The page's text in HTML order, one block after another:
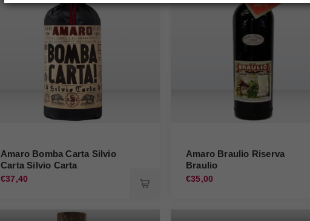
Amaro Bomba Carta Silvio
Carta Silvio Carta
€37,40
Amaro Braulio Riserva
Braulio
€35,00